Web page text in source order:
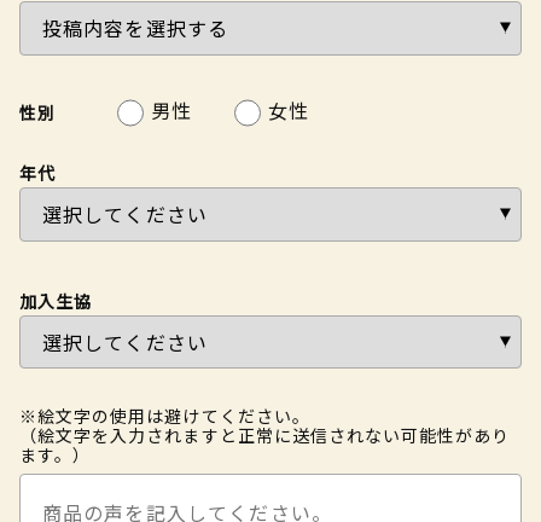
性別 男性 女性
年代
加入生協
※絵文字の使用は避けてください。
（絵文字を入力されますと正常に送信されない可能性があり
ます。）